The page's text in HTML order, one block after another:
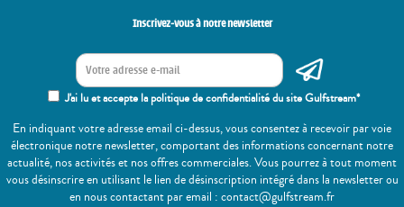
Inscrivez-vous à notre newsletter
J'ai lu et accepte la politique de confidentialité du site Gulfstream*
En indiquant votre adresse email ci-dessus, vous consentez à recevoir par voie
électronique notre newsletter, comportant des informations concernant notre
actualité, nos activités et nos offres commerciales. Vous pourrez à tout moment
vous désinscrire en utilisant le lien de désinscription intégré dans la newsletter ou
en nous contactant par email : contact@gulfstream.fr